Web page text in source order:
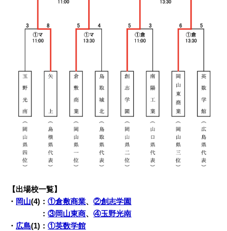
【出場校一覧】
・ 岡山(4)：①倉敷商業、②創志学園
：③岡山東商、④玉野光南
・ 広島(1)：①英数学館